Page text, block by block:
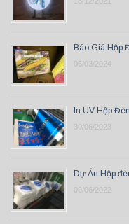
Báo Giá Hộp
06/03/2024
In UV Hộp
30/06/2023
Dự Án Hộp
09/06/2022